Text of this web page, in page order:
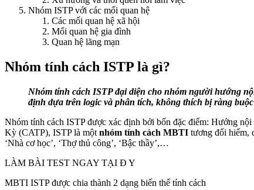
Nhóm ISTP với các mối quan hệ
Các mối quan hệ xã hội
Mối quan hệ gia đình
Quan hệ lãng mạn
Nhóm tính cách ISTP là gì?
Nhóm tính cách ISTP đại diện cho nhóm người hướng
định dựa trên logic và phân tích, không thích bị ràng
Nhóm tính cách ISTP được xác định bởi bốn đặc điểm: Hướng
Kỳ (CATP), ISTP là một nhóm tính cách MBTI tương đối hiếm,
‘Nhà cơ học’, ‘Thợ thủ công’, ‘Bậc thầy’,…
LÀM BÀI TEST NGAY TẠI Đ Y
MBTI ISTP được chia thành 2 dạng biến thể tính cách